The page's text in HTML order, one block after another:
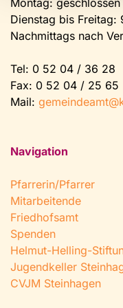
Montag: geschlossen
Dienstag bis Freitag:
Nachmittags nach
Tel: 0 52 04 / 36 28
Fax: 0 52 04 / 25 65
Mail:
Navigation
Pfarrerin/Pfarrer
Mitarbeitende
Friedhofsamt
Spenden
Helmut-Helling-
Jugendkeller
CVJM Steinhagen